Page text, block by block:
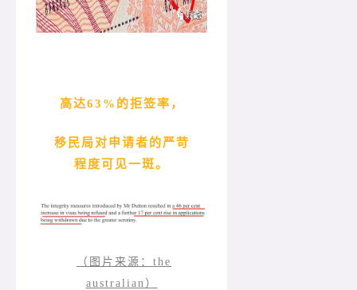
高达63%的拒签率，
移民局对申请者的严苛
程度可见一斑。
（图片来源：the
australian）